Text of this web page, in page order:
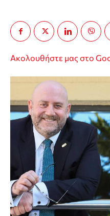
Ακολουθήστε μας στο